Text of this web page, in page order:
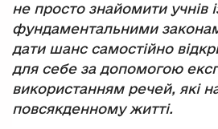
не просто знайомити учнів
фундаментальними
дати шанс самостійно
для себе за допомогою
використанням речей, які
повсякденному житті.